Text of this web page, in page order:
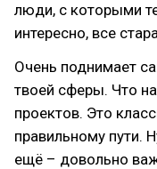
люди, с которыми
интересно, все
Очень поднимает
твоей сферы. Что
проектов. Это
правильному пути.
ещё – довольно